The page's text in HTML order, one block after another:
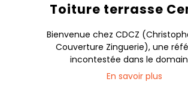
Toiture terrasse
Bienvenue chez CDCZ
Couverture Zinguerie), une
incontestée dans le
En savoir plus